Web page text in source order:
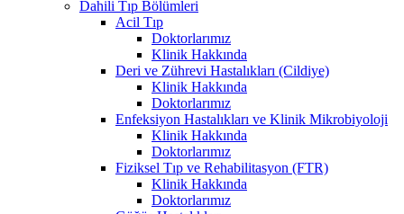
Dahili Tıp Bölümleri
Acil Tıp
Doktorlarımız
Klinik Hakkında
Deri ve Zührevi Hastalıkları (Cildiye)
Klinik Hakkında
Doktorlarımız
Enfeksiyon Hastalıkları ve Klinik Mikrobiyoloji
Klinik Hakkında
Doktorlarımız
Fiziksel Tıp ve Rehabilitasyon (FTR)
Klinik Hakkında
Doktorlarımız